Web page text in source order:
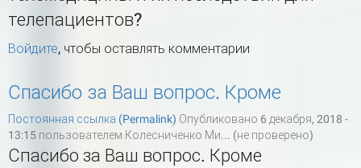
телепациентов?
Войдите, чтобы оставлять комментарии
Спасибо за Ваш вопрос. Кроме
Постоянная ссылка (Permalink) Опубликовано 6 декабря, 2018 -
13:15 пользователем Колесниченко Ми... (не проверено)
Спасибо за Ваш вопрос. Кроме